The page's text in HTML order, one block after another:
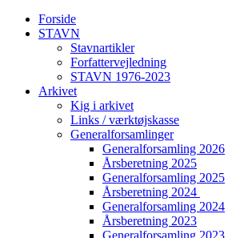
Forside
STAVN
Stavnartikler
Forfattervejledning
STAVN 1976-2023
Arkivet
Kig i arkivet
Links / værktøjskasse
Generalforsamlinger
Generalforsamling 2026
Årsberetning 2025
Generalforsamling 2025
Årsberetning 2024
Generalforsamling 2024
Årsberetning 2023
Generalforsamling 2023